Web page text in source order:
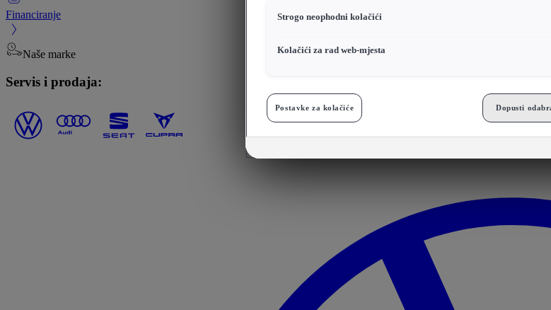
Financiranje
Naše marke
Servis i prodaja:
Strogo neophodni kolačići
Kolačići za rad web-mjesta
Postavke za kolačiće Dopusti